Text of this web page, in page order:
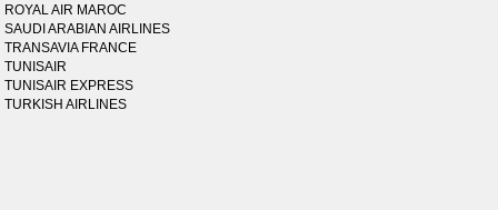
ROYAL AIR MAROC
SAUDI ARABIAN AIRLINES
TRANSAVIA FRANCE
TUNISAIR
TUNISAIR EXPRESS
TURKISH AIRLINES